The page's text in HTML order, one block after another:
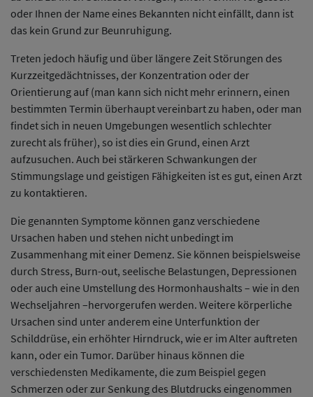
oder Ihnen der Name eines Bekannten nicht einfällt, dann ist
das kein Grund zur Beunruhigung.
Treten jedoch häufig und über längere Zeit Störungen des
Kurzzeitgedächtnisses, der Konzentration oder der
Orientierung auf (man kann sich nicht mehr erinnern, einen
bestimmten Termin überhaupt vereinbart zu haben, oder man
findet sich in neuen Umgebungen wesentlich schlechter
zurecht als früher), so ist dies ein Grund, einen Arzt
aufzusuchen. Auch bei stärkeren Schwankungen der
Stimmungslage und geistigen Fähigkeiten ist es gut, einen Arzt
zu kontaktieren.
Die genannten Symptome können ganz verschiedene
Ursachen haben und stehen nicht unbedingt im
Zusammenhang mit einer Demenz. Sie können beispielsweise
durch Stress, Burn-out, seelische Belastungen, Depressionen
oder auch eine Umstellung des Hormonhaushalts – wie in den
Wechseljahren –hervorgerufen werden. Weitere körperliche
Ursachen sind unter anderem eine Unterfunktion der
Schilddrüse, ein erhöhter Hirndruck, wie er im Alter auftreten
kann, oder ein Tumor. Darüber hinaus können die
verschiedensten Medikamente, die zum Beispiel gegen
Schmerzen oder zur Senkung des Blutdrucks eingenommen